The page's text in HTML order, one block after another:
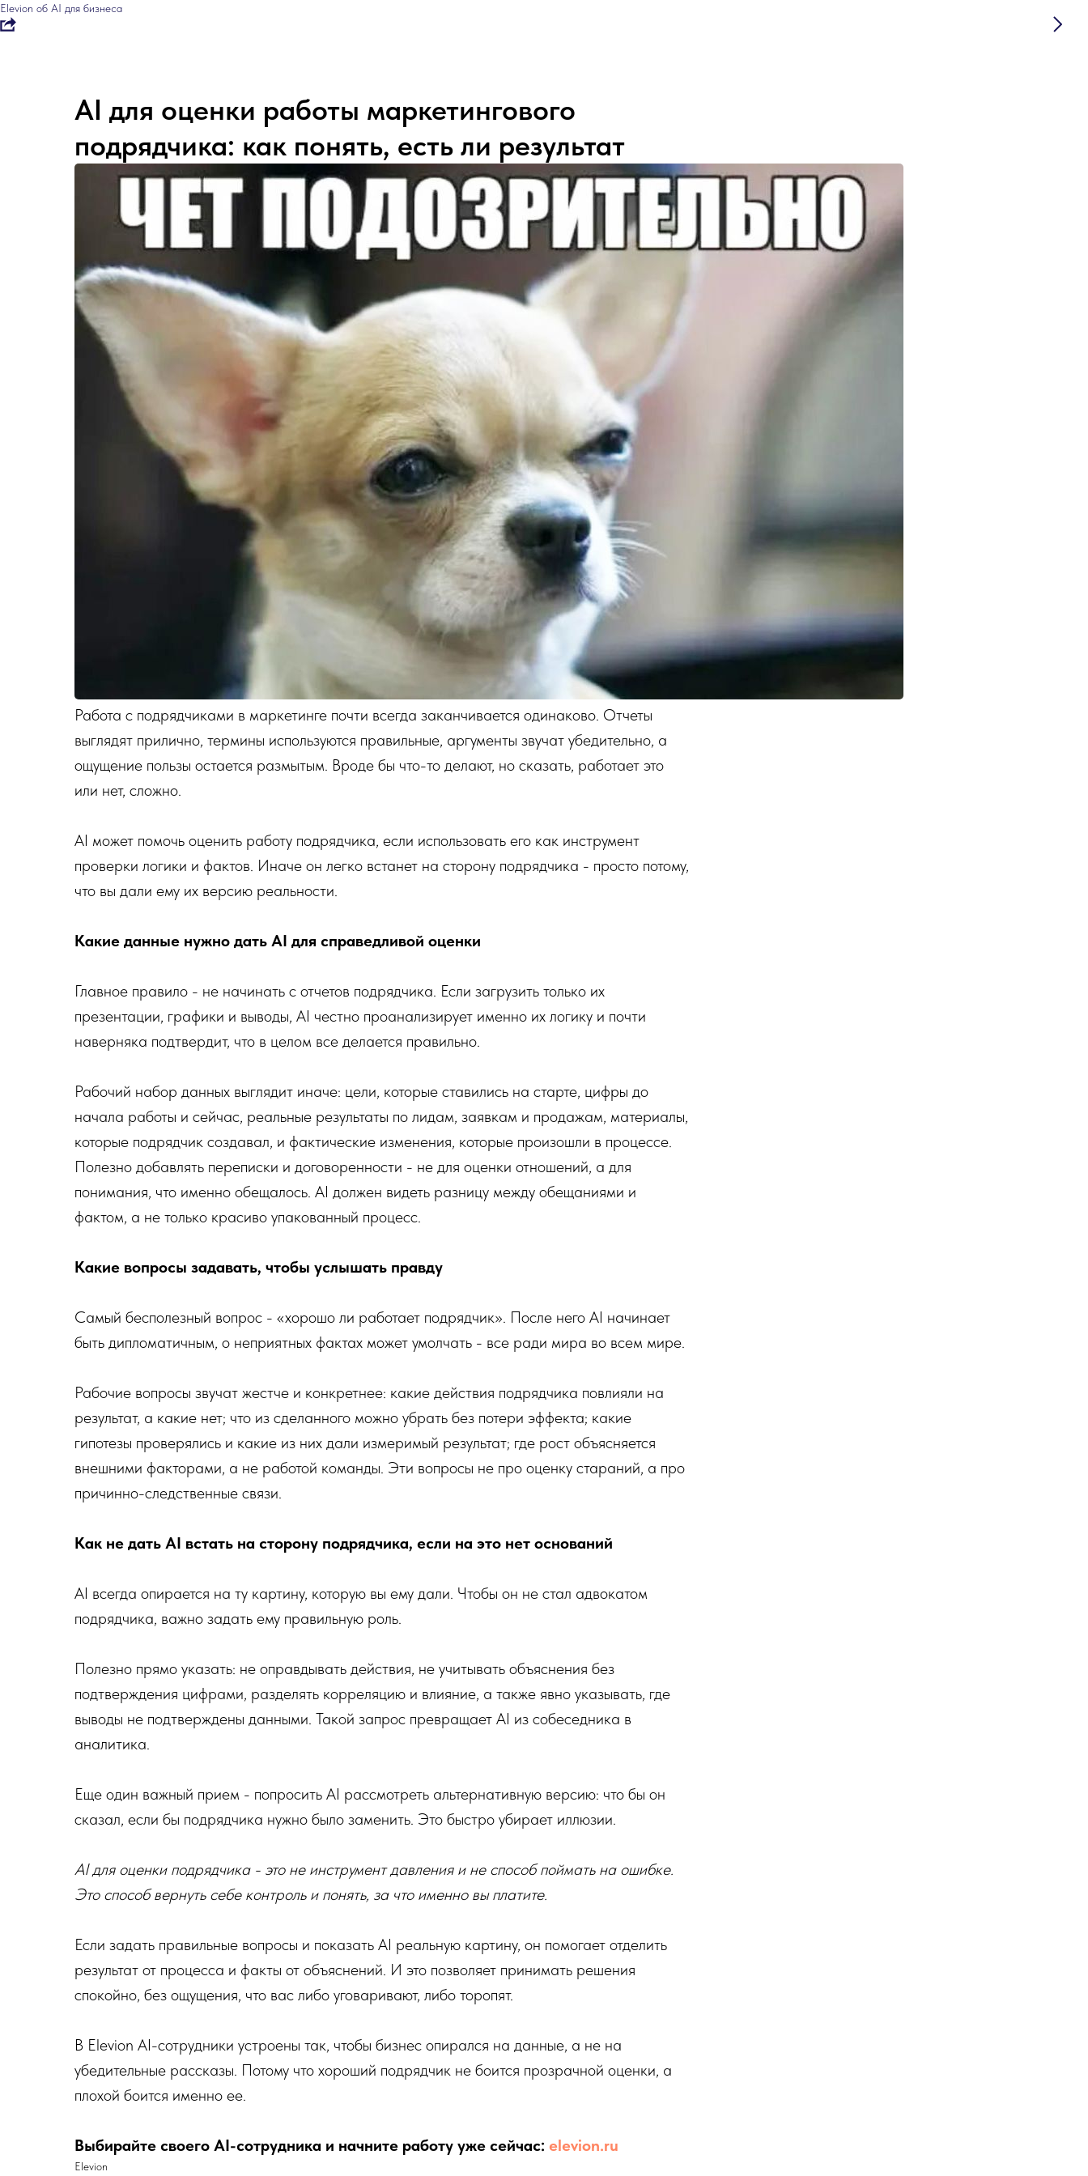
Elevion об AI для бизнеса
AI для оценки работы маркетингового
подрядчика: как понять, есть ли результат
Работа с подрядчиками в маркетинге почти всегда заканчивается одинаково. Отчеты
выглядят прилично, термины используются правильные, аргументы звучат убедительно, а
ощущение пользы остается размытым. Вроде бы что-то делают, но сказать, работает это
или нет, сложно.
AI может помочь оценить работу подрядчика, если использовать его как инструмент
проверки логики и фактов. Иначе он легко встанет на сторону подрядчика - просто потому,
что вы дали ему их версию реальности.
Какие данные нужно дать AI для справедливой оценки
Главное правило - не начинать с отчетов подрядчика. Если загрузить только их
презентации, графики и выводы, AI честно проанализирует именно их логику и почти
наверняка подтвердит, что в целом все делается правильно.
Рабочий набор данных выглядит иначе: цели, которые ставились на старте, цифры до
начала работы и сейчас, реальные результаты по лидам, заявкам и продажам, материалы,
которые подрядчик создавал, и фактические изменения, которые произошли в процессе.
Полезно добавлять переписки и договоренности - не для оценки отношений, а для
понимания, что именно обещалось. AI должен видеть разницу между обещаниями и
фактом, а не только красиво упакованный процесс.
Какие вопросы задавать, чтобы услышать правду
Самый бесполезный вопрос - «хорошо ли работает подрядчик». После него AI начинает
быть дипломатичным, о неприятных фактах может умолчать - все ради мира во всем мире.
Рабочие вопросы звучат жестче и конкретнее: какие действия подрядчика повлияли на
результат, а какие нет; что из сделанного можно убрать без потери эффекта; какие
гипотезы проверялись и какие из них дали измеримый результат; где рост объясняется
внешними факторами, а не работой команды. Эти вопросы не про оценку стараний, а про
причинно-следственные связи.
Как не дать AI встать на сторону подрядчика, если на это нет оснований
AI всегда опирается на ту картину, которую вы ему дали. Чтобы он не стал адвокатом
подрядчика, важно задать ему правильную роль.
Полезно прямо указать: не оправдывать действия, не учитывать объяснения без
подтверждения цифрами, разделять корреляцию и влияние, а также явно указывать, где
выводы не подтверждены данными. Такой запрос превращает AI из собеседника в
аналитика.
Еще один важный прием - попросить AI рассмотреть альтернативную версию: что бы он
сказал, если бы подрядчика нужно было заменить. Это быстро убирает иллюзии.
AI для оценки подрядчика - это не инструмент давления и не способ поймать на ошибке.
Это способ вернуть себе контроль и понять, за что именно вы платите.
Если задать правильные вопросы и показать AI реальную картину, он помогает отделить
результат от процесса и факты от объяснений. И это позволяет принимать решения
спокойно, без ощущения, что вас либо уговаривают, либо торопят.
В Elevion AI-сотрудники устроены так, чтобы бизнес опирался на данные, а не на
убедительные рассказы. Потому что хороший подрядчик не боится прозрачной оценки, а
плохой боится именно ее.
Выбирайте своего AI-сотрудника и начните работу уже сейчас: elevion.ru
Elevion